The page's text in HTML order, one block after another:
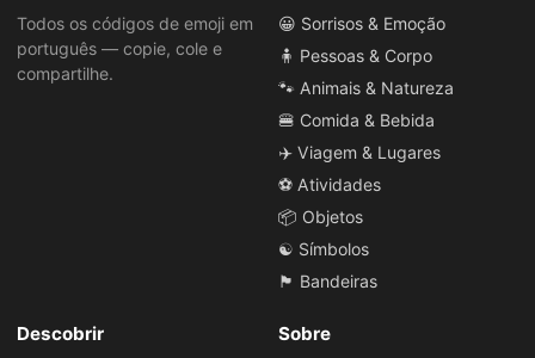
Todos os códigos de emoji em
português — copie, cole e
compartilhe.
😀 Sorrisos & Emoção
🧍 Pessoas & Corpo
🐾 Animais & Natureza
🍔 Comida & Bebida
✈️ Viagem & Lugares
⚽ Atividades
📦 Objetos
☯️ Símbolos
🏴 Bandeiras
Descobrir Sobre